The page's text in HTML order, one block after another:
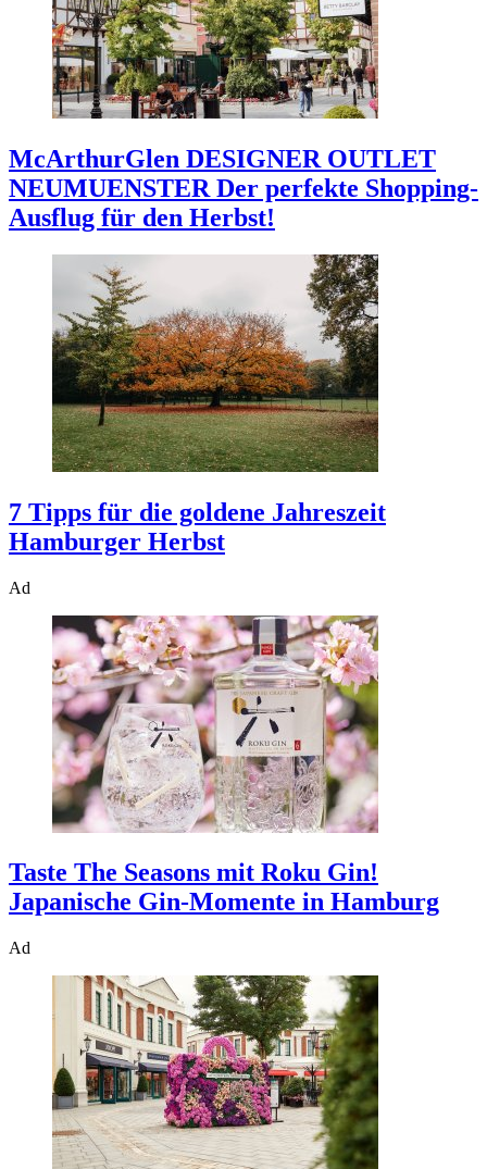
McArthurGlen DESIGNER OUTLET
NEUMUENSTER Der perfekte Shopping-
Ausflug für den Herbst!
7 Tipps für die goldene Jahreszeit
Hamburger Herbst
Ad
Taste The Seasons mit Roku Gin!
Japanische Gin-Momente in Hamburg
Ad